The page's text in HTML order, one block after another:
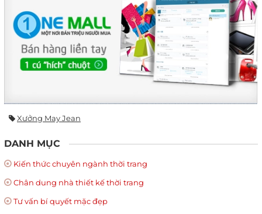
Xưởng May Jean
DANH MỤC
Kiến thức chuyên ngành thời trang
Chân dung nhà thiết kế thời trang
Tư vấn bí quyết mặc đẹp